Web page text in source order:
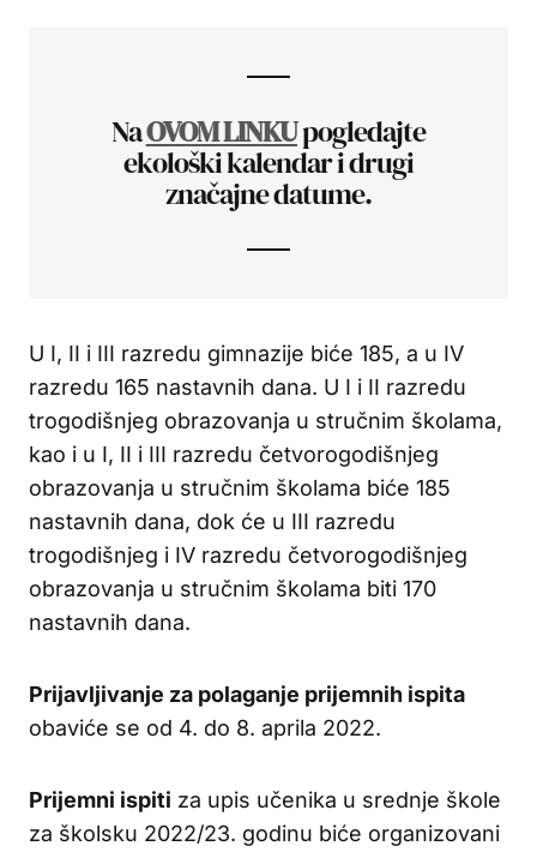
NaOVOM LINKUpogledajte
ekološki kalendar i drugi
značajne datume.
U I, II i III razredu gimnazije biće 185, a u IV
razredu 165 nastavnih dana. U I i II razredu
trogodišnjeg obrazovanja u stručnim školama,
kao i u I, II i III razredu četvorogodišnjeg
obrazovanja u stručnim školama biće 185
nastavnih dana, dok će u III razredu
trogodišnjeg i IV razredu četvorogodišnjeg
obrazovanja u stručnim školama biti 170
nastavnih dana.
Prijavljivanje za polaganje prijemnih ispita
obaviće se od 4. do 8. aprila 2022.
Prijemni ispiti za upis učenika u srednje škole
za školsku 2022/23. godinu biće organizovani